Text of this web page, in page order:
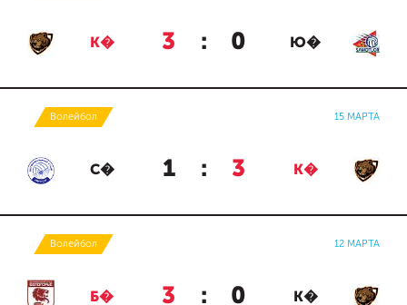
К� 3 : 0 Ю�
Волейбол 15 МАРТА
С� 1 : 3 К�
Волейбол 12 МАРТА
Б� 3 : 0 К�